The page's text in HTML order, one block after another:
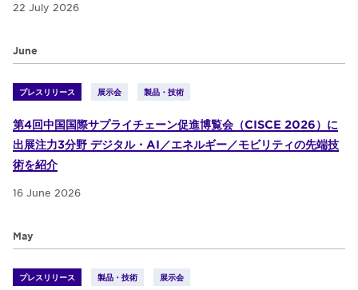
22 July 2026
June
プレスリリース 展示会 製品・技術
第4回中国国際サプライチェーン促進博覧会（CISCE 2026）に
出展注力3分野 デジタル・AI／エネルギー／モビリティの先端技
術を紹介
16 June 2026
May
プレスリリース 製品・技術 展示会